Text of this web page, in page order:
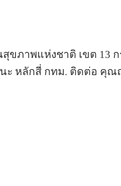
สุขภาพแห่งชาติ เขต 13
นะ หลักสี่ กทม. ติดต่อ